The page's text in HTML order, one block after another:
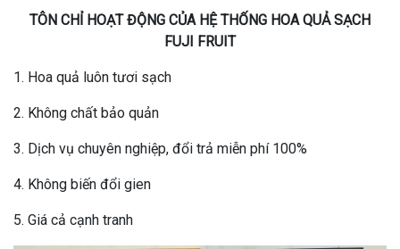
TÔN CHỈ HOẠT ĐỘNG CỦA HỆ THỐNG HOA QUẢ SẠCH
FUJI FRUIT
1. Hoa quả luôn tươi sạch
2. Không chất bảo quản
3. Dịch vụ chuyên nghiệp, đổi trả miễn phí 100%
4. Không biến đổi gien
5. Giá cả cạnh tranh